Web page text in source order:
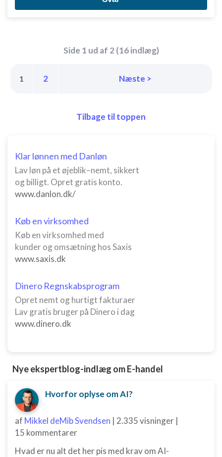
Side 1 ud af 2 (16 indlæg)
1 2 Næste >
Tilbage til toppen
Klar lønnen med Danløn
Lav løn på et øjeblik–nemt, sikkert
og billigt. Opret gratis konto.
www.danlon.dk/
Køb en virksomhed
Køb en virksomhed med
kunder og omsætning hos Saxis
www.saxis.dk
Dinero Regnskabsprogram
Opret nemt og hurtigt fakturaer
Lav gratis bruger på Dinero i dag
www.dinero.dk
Nye ekspertblog-indlæg om E-handel
Hvorfor oplyse om AI?
af Mikkel deMib Svendsen | 2.335 visninger |
15 kommentarer
Hvad er nu alt det her pis med krav om AI-